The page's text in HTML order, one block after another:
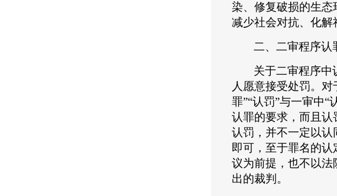
染、修复破损的生
减少社会对抗、化解
二、二审程序认
关于二审程序中
人愿意接受处罚。
罪”“认罚”与一审中
认罪的要求，而且
认罚，并不一定以
即可，至于罪名的
议为前提，也不以
出的裁判。